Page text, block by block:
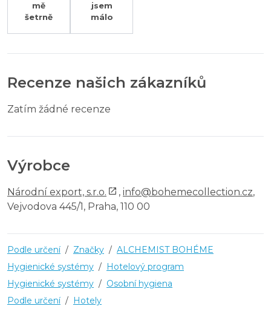
mě
šetrně
jsem
málo
Recenze našich zákazníků
Zatím žádné recenze
Výrobce
Národní export, s.r.o. , info@bohemecollection.cz,
Vejvodova 445/1, Praha, 110 00
Podle určení / Značky / ALCHEMIST BOHÉME
Hygienické systémy / Hotelový program
Hygienické systémy / Osobní hygiena
Podle určení / Hotely